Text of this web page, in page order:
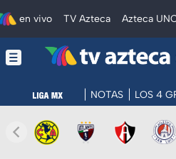
en vivo TV Azteca Azteca
NOTAS LOS 4